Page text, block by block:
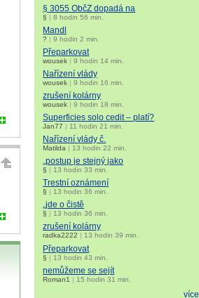
§ 3055 ObčZ dopadá na
§ |8 hodin 56 min.
Mandl
? |9 hodin 2 min.
Přeparkovat
wousek |9 hodin 14 min.
Nařízení vlády
wousek |9 hodin 16 min.
zrušení kolárny
wousek |9 hodin 18 min.
Superficies solo cedit – platí?
Jan77 | 11 hodin 21 min.
Nařízení vlády č.
Matilda | 13 hodin 22 min.
„postup je stejný jako
§ | 13 hodin 33 min.
Trestní oznámení
§ | 13 hodin 36 min.
„jde o čistě
§ 13 hodin 36 min.
zrušení kolárny
radka2222 13 hodin 39 min.
Přeparkovat
§ | 13 hodin 43 min.
nemůžeme se sejít
Roman1 | 15 hodin 31 min.
více